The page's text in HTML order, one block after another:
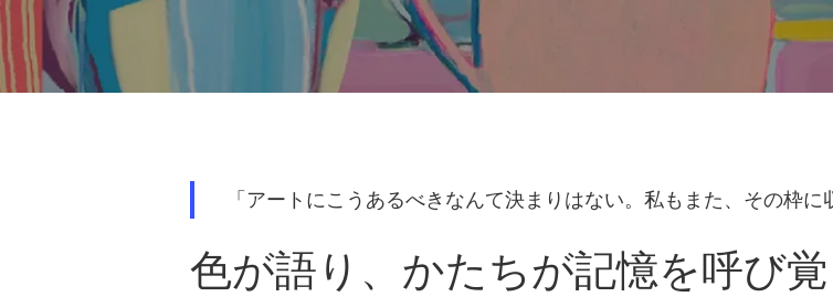
「アートにこうあるべきなんて決まりはない。私もまた、その枠に
色が語り、かたちが記憶を呼び